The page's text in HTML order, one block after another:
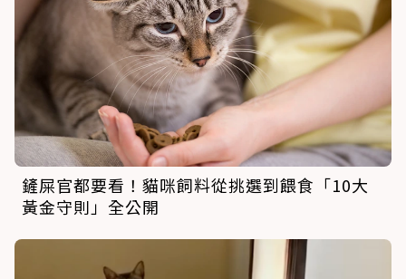
鏟屎官都要看！貓咪飼料從挑選到餵食「10大
黃金守則」全公開